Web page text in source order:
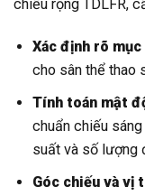
chiếu rộng TDLFR,
Xác định rõ
cho sân thể thao
Tính toán mật
chuẩn chiếu
suất và số lượng
Góc chiếu và vị